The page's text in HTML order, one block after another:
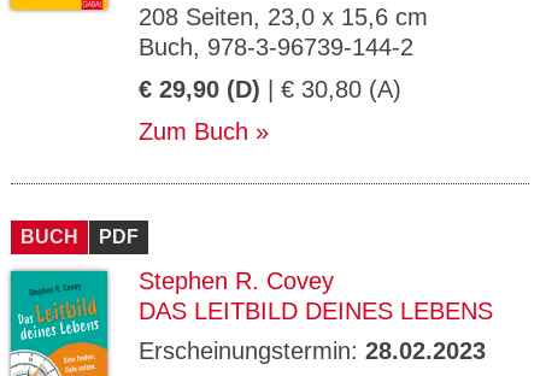
208 Seiten, 23,0 x 15,6 cm
Buch, 978-3-96739-144-2
€ 29,90 (D) | € 30,80 (A)
Zum Buch
BUCH PDF
Stephen R. Covey
DAS LEITBILD DEINES LEBENS
Erscheinungstermin: 28.02.2023